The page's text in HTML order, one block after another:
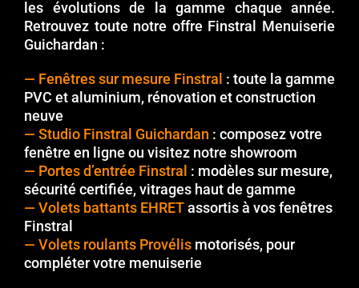
les évolutions de la gamme chaque année.
Retrouvez toute notre offre Finstral Menuiserie
Guichardan :
— Fenêtres sur mesure Finstral : toute la gamme
PVC et aluminium, rénovation et construction
neuve
— Studio Finstral Guichardan : composez votre
fenêtre en ligne ou visitez notre showroom
— Portes d’entrée Finstral : modèles sur mesure,
sécurité certifiée, vitrages haut de gamme
— Volets battants EHRETassortis à vos fenêtres
Finstral
— Volets roulants Provélis motorisés, pour
compléter votre menuiserie